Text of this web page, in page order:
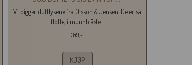
Vi digger duftlysene fra Olsson & Jensen. De er så
flotte, i munnblåste...
349,-
KJØP